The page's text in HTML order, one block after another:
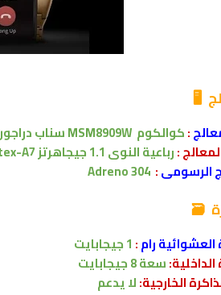
🖥
:كوالكوم MSM8909W سناب دراجون
:رباعية النوى 1.1 جيجاهرتز Cortex-A7
الرسومى:
Adreno 304
🗃
العشوائية رام: 1 جيجابايت
الداخلية:سعة8جيجابايت
الخارجية:لا يدعم